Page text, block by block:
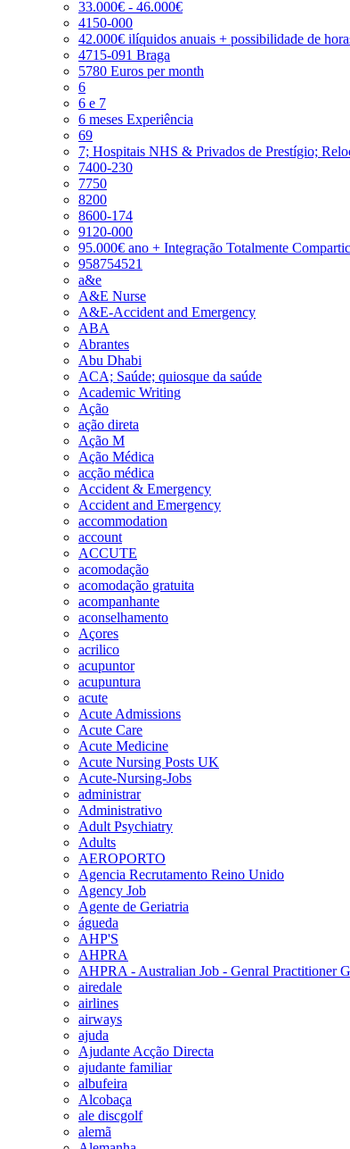
33.000€ - 46.000€
4150-000
42.000€ ilíquidos anuais + possibilidade de
4715-091 Braga
5780 Euros per month
6
6 e 7
6 meses Experiência
69
7; Hospitais NHS & Privados de Prestígio;
7400-230
7750
8200
8600-174
9120-000
95.000€ ano + Integração Totalmente
958754521
a&e
A&E Nurse
A&E-Accident and Emergency
ABA
Abrantes
Abu Dhabi
ACA; Saúde; quiosque da saúde
Academic Writing
Ação
ação direta
Ação M
Ação Médica
acção médica
Accident & Emergency
Accident and Emergency
accommodation
account
ACCUTE
acomodação
acomodação gratuita
acompanhante
aconselhamento
Açores
acrilico
acupuntor
acupuntura
acute
Acute Admissions
Acute Care
Acute Medicine
Acute Nursing Posts UK
Acute-Nursing-Jobs
administrar
Administrativo
Adult Psychiatry
Adults
AEROPORTO
Agencia Recrutamento Reino Unido
Agency Job
Agente de Geriatria
águeda
AHP'S
AHPRA
AHPRA - Australian Job - Genral Practitioner
airedale
airlines
airways
ajuda
Ajudante Acção Directa
ajudante familiar
albufeira
Alcobaça
ale discgolf
alemã